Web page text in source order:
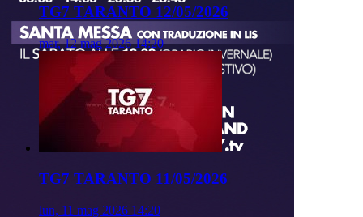
TG7 TARANTO 12/05/2026
mar, 12 mag 2026 14:20
TG7 TARANTO 11/05/2026
lun, 11 mag 2026 14:20